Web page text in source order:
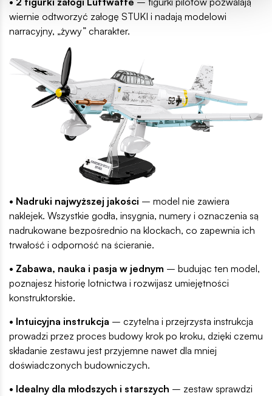
wiernie odtworzyć załogę STUKI i nadają modelowi
narracyjny, „żywy” charakter.
• Nadruki najwyższej jakości – model nie zawiera
naklejek. Wszystkie godła, insygnia, numery i oznaczenia są
nadrukowane bezpośrednio na klockach, co zapewnia ich
trwałość i odporność na ścieranie.
• Zabawa, nauka i pasja w jednym – budując ten model,
poznajesz historię lotnictwa i rozwijasz umiejętności
konstruktorskie.
• Intuicyjna instrukcja – czytelna i przejrzysta instrukcja
prowadzi przez proces budowy krok po kroku, dzięki czemu
składanie zestawu jest przyjemne nawet dla mniej
doświadczonych budowniczych.
• Idealny dla młodszych i starszych – zestaw sprawdzi